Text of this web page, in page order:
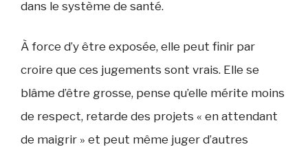
dans le système de santé.
À force d’y être exposée, elle peut finir par
croire que ces jugements sont vrais. Elle se
blâme d’être grosse, pense qu’elle mérite moins
de respect, retarde des projets « en attendant
de maigrir » et peut même juger d’autres